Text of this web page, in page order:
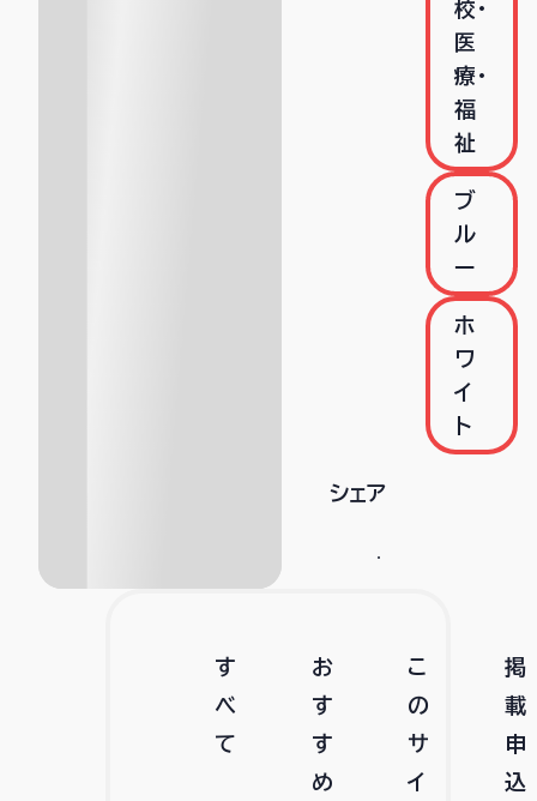
校・
医
療・
福
祉
ブ
ル
ー
ホ
ワ
イ
ト
シェア
す
べ
て
お
す
す
め
こ
の
サ
イ
掲
載
申
込